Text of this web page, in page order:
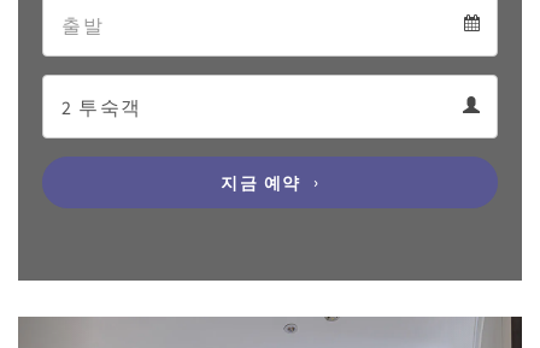
calendar
지금 예약
Next